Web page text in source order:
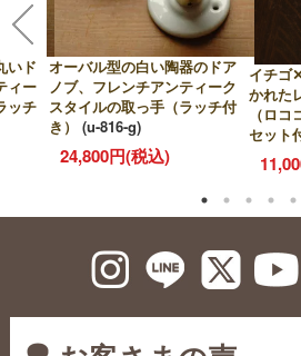
いド
ィー
ッチ
オーバル型の白い陶器のドア
ノブ、フレンチアンティーク
スタイルの取っ手（ラッチ付
き）
(u-816-g)
24,800円(税込)
イチゴ
かれた
（ロ
セット